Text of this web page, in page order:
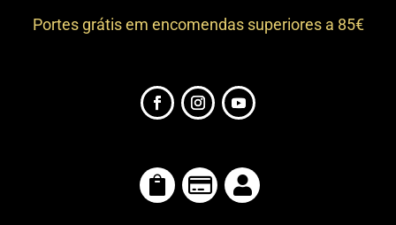
Portes grátis em encomendas superiores a 85€
  